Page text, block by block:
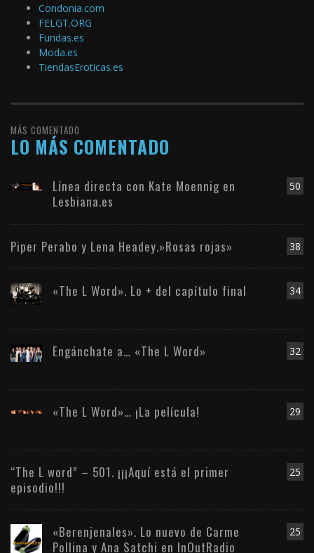
Condonia.com
FELGT.ORG
Fundas.es
Moda.es
TiendasEroticas.es
MÁS COMENTADO
LO MÁS COMENTADO
50
Línea directa con Kate Moennig en
Lesbiana.es
38
Piper Perabo y Lena Headey.»Rosas rojas»
34
«The L Word». Lo + del capítulo final
32
Engánchate a… «The L Word»
29
«The L Word»… ¡La película!
25
“The L word” – 501. ¡¡¡Aquí está el primer
episodio!!!
25
«Berenjenales». Lo nuevo de Carme
Pollina y Ana Satchi en InOutRadio